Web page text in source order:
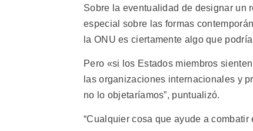
Sobre la eventualidad de designar un
especial sobre las formas
la ONU es ciertamente algo que
Pero «si los Estados miembros
las organizaciones internacionales y
no lo objetaríamos”, puntualizó.
“Cualquier cosa que ayude a